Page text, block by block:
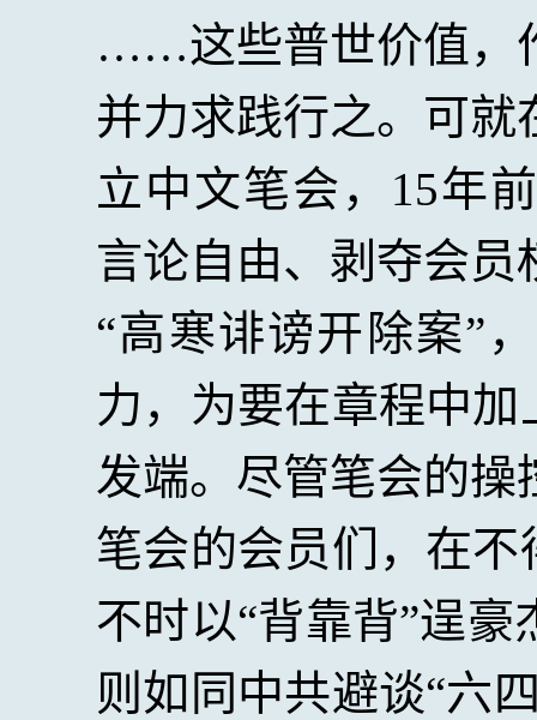
……这些普世价值，
并力求践行之。可
立中文笔会， 15年
言论自由、剥夺会
“高寒诽谤开除案”
力，为要在章程中加
发端。尽管笔会的
笔会的会员们，在不
不时以“背靠背”逞
则如同中共避谈“六